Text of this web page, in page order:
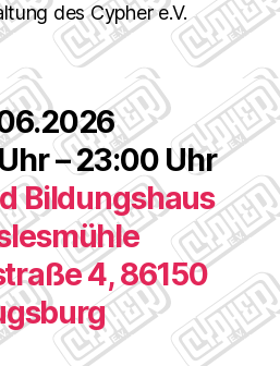
des Cypher e.V.
– 23:00 Uhr
Bildungshaus
4, 86150